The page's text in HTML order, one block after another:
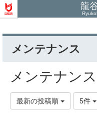
龍
メンテナンス
メンテナンス
最新の投稿順 5件